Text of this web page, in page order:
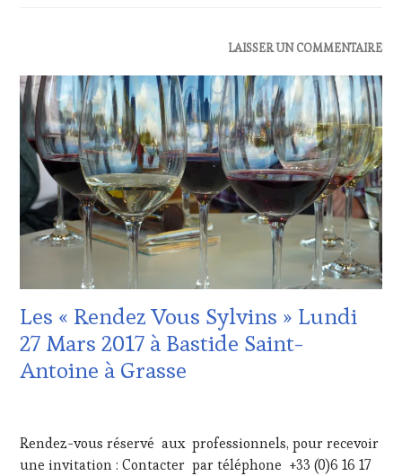
RESTAURATEUR,
CHEF,
CUISINIER,
ŒNOLOGUE,
SOMMELIER,
SALONS
INTERNATIONAUX,
VIGNOBLES
LAISSER UN COMMENTAIRE
Les « Rendez Vous Sylvins » Lundi
27 Mars 2017 à Bastide Saint-
Antoine à Grasse
2017
Rendez-vous réservé aux professionnels, pour recevoir
une invitation : Contacter par téléphone +33 (0)6 16 17